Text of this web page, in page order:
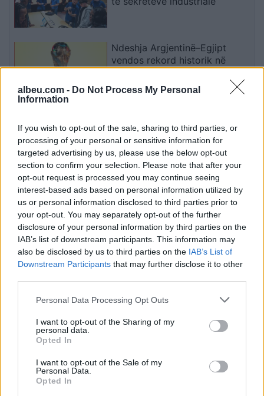
albeu.com - Do Not Process My Personal
Information
If you wish to opt-out of the sale, sharing to third parties, or
processing of your personal or sensitive information for
targeted advertising by us, please use the below opt-out
section to confirm your selection. Please note that after your
opt-out request is processed you may continue seeing
interest-based ads based on personal information utilized by
us or personal information disclosed to third parties prior to
your opt-out. You may separately opt-out of the further
disclosure of your personal information by third parties on the
IAB’s list of downstream participants. This information may
also be disclosed by us to third parties on the IAB’s List of
Downstream Participants that may further disclose it to other
Personal Data Processing Opt Outs
I want to opt-out of the Sharing of my
personal data.
Opted In
I want to opt-out of the Sale of my
Personal Data.
Opted In
Ndeshja Argjentinë–Egjipt
vendos rekord historik në
të papara
tepër realistë, të projektuar për
shoqëri afatgjatë